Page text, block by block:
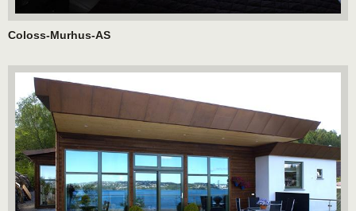
Coloss-Murhus-AS